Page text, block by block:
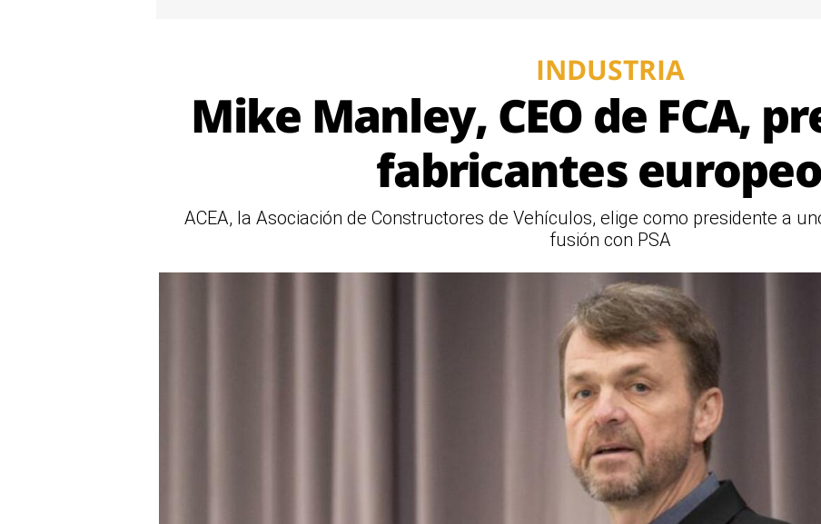
INDUSTRIA
Mike Manley, CEO de FCA,
fabricantes
ACEA, la Asociación de Constructores de Vehículos, elige como presidente a
fusión con PSA